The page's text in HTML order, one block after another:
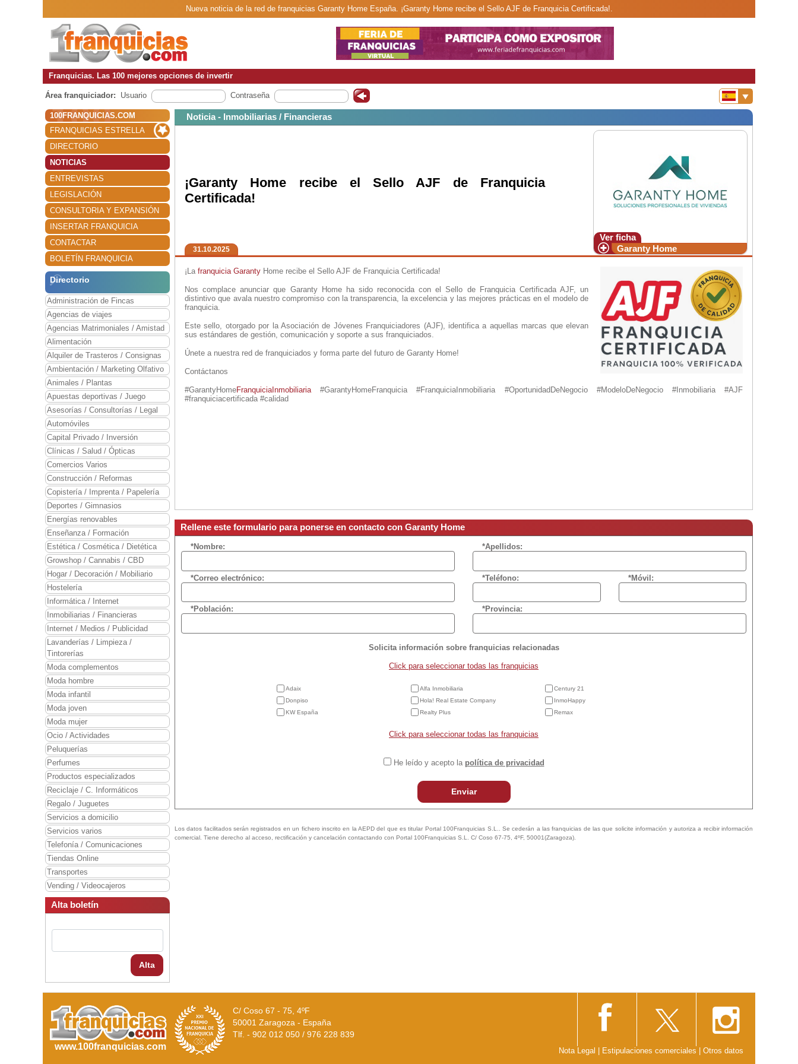
Nueva noticia de la red de franquicias Garanty Home España. ¡Garanty Home recibe el Sello AJF de Franquicia Certificada!.
Franquicias. Las 100 mejores opciones de invertir
Área franquiciador: Usuario Contraseña
100FRANQUICIAS.COM
FRANQUICIAS ESTRELLA
DIRECTORIO
NOTICIAS
ENTREVISTAS
LEGISLACIÓN
CONSULTORIA Y EXPANSIÓN
INSERTAR FRANQUICIA
CONTACTAR
BOLETÍN FRANQUICIA
Directorio
Administración de Fincas
Agencias de viajes
Agencias Matrimoniales / Amistad
Alimentación
Alquiler de Trasteros / Consignas
Ambientación / Marketing Olfativo
Animales / Plantas
Apuestas deportivas / Juego
Asesorías / Consultorías / Legal
Automóviles
Capital Privado / Inversión
Clínicas / Salud / Ópticas
Comercios Varios
Construcción / Reformas
Copistería / Imprenta / Papelería
Deportes / Gimnasios
Energías renovables
Enseñanza / Formación
Estética / Cosmética / Dietética
Growshop / Cannabis / CBD
Hogar / Decoración / Mobiliario
Hostelería
Informática / Internet
Inmobiliarias / Financieras
Internet / Medios / Publicidad
Lavanderías / Limpieza /
Tintorerías
Moda complementos
Moda hombre
Moda infantil
Moda joven
Moda mujer
Ocio / Actividades
Peluquerías
Perfumes
Productos especializados
Reciclaje / C. Informáticos
Regalo / Juguetes
Servicios a domicilio
Servicios varios
Telefonía / Comunicaciones
Tiendas Online
Transportes
Vending / Videocajeros
Alta boletín
Alta
Noticia - Inmobiliarias / Financieras
Ver ficha
Garanty Home
¡Garanty Home recibe el Sello AJF de Franquicia
Certificada!
31.10.2025
¡La franquicia Garanty Home recibe el Sello AJF de Franquicia Certificada!
Nos complace anunciar que Garanty Home ha sido reconocida con el Sello de Franquicia Certificada AJF, un
distintivo que avala nuestro compromiso con la transparencia, la excelencia y las mejores prácticas en el modelo de
franquicia.
Este sello, otorgado por la Asociación de Jóvenes Franquiciadores (AJF), identifica a aquellas marcas que elevan
sus estándares de gestión, comunicación y soporte a sus franquiciados.
Únete a nuestra red de franquiciados y forma parte del futuro de Garanty Home!
Contáctanos
#GarantyHomeFranquiciaInmobiliaria#GarantyHomeFranquicia #FranquiciaInmobiliaria #OportunidadDeNegocio #ModeloDeNegocio #Inmobiliaria #AJF
#franquiciacertificada #calidad
Rellene este formulario para ponerse en contacto con Garanty Home
*Nombre: *Apellidos:
*Correo electrónico: *Teléfono: *Móvil:
*Población: *Provincia:
Solicita información sobre franquicias relacionadas
Click para seleccionar todas las franquicias
Adaix Alfa Inmobiliaria
Century 21
Donpiso
Hola! Real Estate Company
InmoHappy
KW España
Realty Plus Remax
Click para seleccionar todas las franquicias
He leído y acepto la política de privacidad
Enviar
Los datos facilitados serán registrados en un fichero inscrito en la AEPD del que es titular Portal 100Franquicias S.L.. Se cederán a las franquicias de las que solicite información y autoriza a recibir información
comercial. Tiene derecho al acceso, rectificación y cancelación contactando con Portal 100Franquicias S.L. C/ Coso 67-75, 4ºF, 50001(Zaragoza).
www.100franquicias.com
C/ Coso 67 - 75, 4ºF
50001 Zaragoza - España
Tlf. - 902 012 050 / 976 228 839
Nota Legal Estipulaciones comerciales Otros datos